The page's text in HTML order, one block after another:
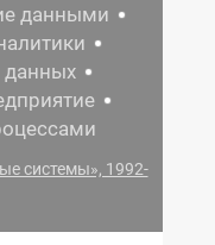
данными
данных
системы», 1992-